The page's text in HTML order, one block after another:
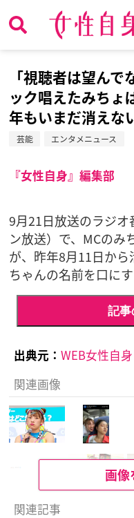
「視聴者は望ん
ック唱えたみち
年もいまだ消えな
芸能 エンタメニュース
『女性自身』編集部
9月21日放送のラジ
ン放送）で、MCのみ
が、昨年8月11日か
ちゃんの名前を口に
記事
出典元： WEB女性自身
関連画像
画像
関連記事